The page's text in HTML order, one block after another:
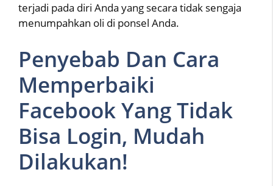
terjadi pada diri Anda yang secara tidak sengaja
menumpahkan oli di ponsel Anda.
Penyebab Dan Cara
Memperbaiki
Facebook Yang Tidak
Bisa Login, Mudah
Dilakukan!